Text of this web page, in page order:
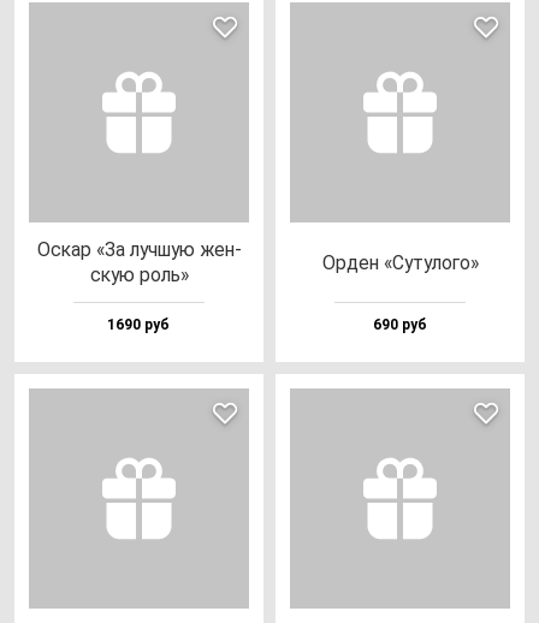
Оскар «За луч­шую жен­
скую роль»
1690 руб
Орден «Суту­ло­го»
690 руб